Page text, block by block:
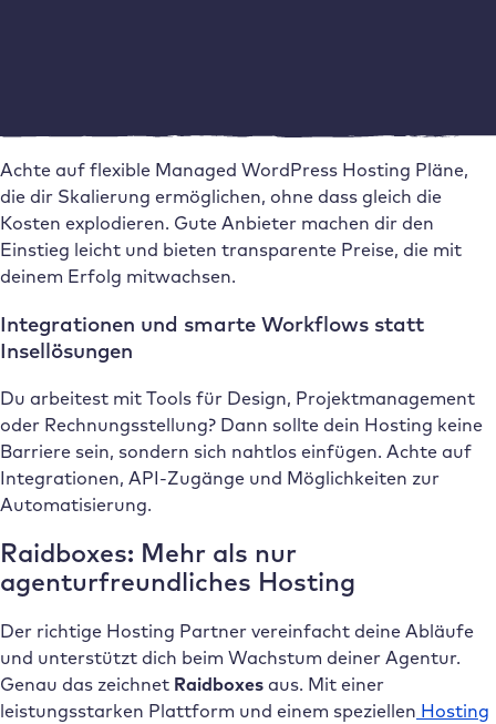
Achte auf flexible Managed WordPress Hosting Pläne,
die dir Skalierung ermöglichen, ohne dass gleich die
Kosten explodieren. Gute Anbieter machen dir den
Einstieg leicht und bieten transparente Preise, die mit
deinem Erfolg mitwachsen.
Integrationen und smarte Workflows statt
Insellösungen
Du arbeitest mit Tools für Design, Projektmanagement
oder Rechnungsstellung? Dann sollte dein Hosting keine
Barriere sein, sondern sich nahtlos einfügen. Achte auf
Integrationen, API-Zugänge und Möglichkeiten zur
Automatisierung.
Raidboxes: Mehr als nur
agenturfreundliches Hosting
Der richtige Hosting Partner vereinfacht deine Abläufe
und unterstützt dich beim Wachstum deiner Agentur.
Genau das zeichnet Raidboxes aus. Mit einer
leistungsstarken Plattform und einem speziellen Hosting